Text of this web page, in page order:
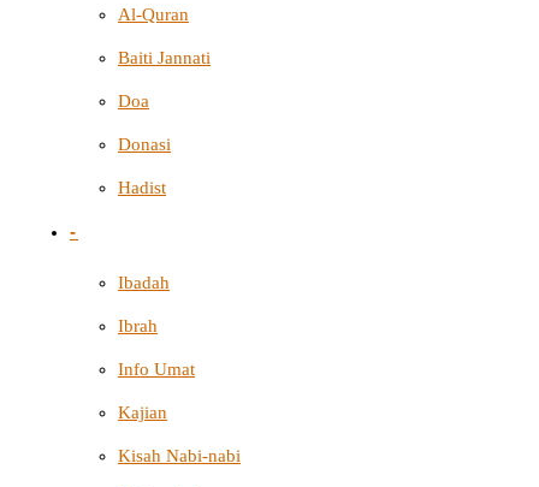
Al-Quran
Baiti Jannati
Doa
Donasi
Hadist
-
Ibadah
Ibrah
Info Umat
Kajian
Kisah Nabi-nabi